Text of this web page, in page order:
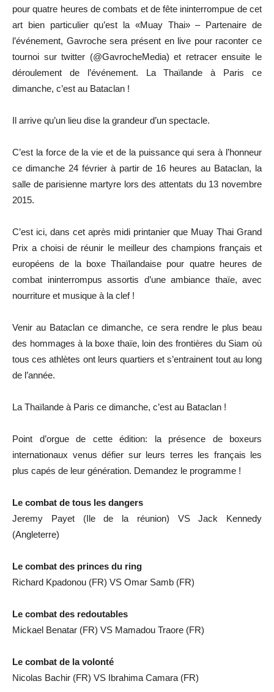
pour quatre heures de combats et de fête ininterrompue de cet
art bien particulier qu’est la «Muay Thai» – Partenaire de
l’événement, Gavroche sera présent en live pour raconter ce
tournoi sur twitter (@GavrocheMedia) et retracer ensuite le
déroulement de l’événement. La Thaïlande à Paris ce
dimanche, c’est au Bataclan !
Il arrive qu’un lieu dise la grandeur d’un spectacle.
C’est la force de la vie et de la puissance qui sera à l’honneur
ce dimanche 24 février à partir de 16 heures au Bataclan, la
salle de parisienne martyre lors des attentats du 13 novembre
2015.
C’est ici, dans cet après midi printanier que Muay Thai Grand
Prix a choisi de réunir le meilleur des champions français et
européens de la boxe Thaïlandaise pour quatre heures de
combat ininterrompus assortis d’une ambiance thaïe, avec
nourriture et musique à la clef !
Venir au Bataclan ce dimanche, ce sera rendre le plus beau
des hommages à la boxe thaïe, loin des frontières du Siam où
tous ces athlètes ont leurs quartiers et s’entrainent tout au long
de l’année.
La Thaïlande à Paris ce dimanche, c’est au Bataclan !
Point d’orgue de cette édition: la présence de boxeurs
internationaux venus défier sur leurs terres les français les
plus capés de leur génération. Demandez le programme !
Le combat de tous les dangers
Jeremy Payet (Ile de la réunion) VS Jack Kennedy
(Angleterre)
Le combat des princes du ring
Richard Kpadonou (FR) VS Omar Samb (FR)
Le combat des redoutables
Mickael Benatar (FR) VS Mamadou Traore (FR)
Le combat de la volonté
Nicolas Bachir (FR) VS Ibrahima Camara (FR)